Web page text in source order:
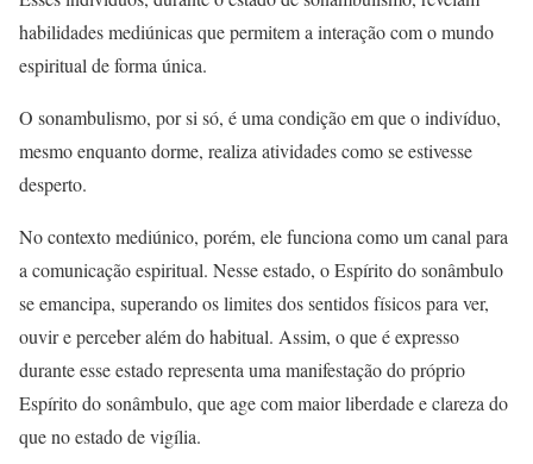
habilidades mediúnicas que permitem a interação com o mundo
espiritual de forma única.
O sonambulismo, por si só, é uma condição em que o indivíduo,
mesmo enquanto dorme, realiza atividades como se estivesse
desperto.
No contexto mediúnico, porém, ele funciona como um canal para
a comunicação espiritual. Nesse estado, o Espírito do sonâmbulo
se emancipa, superando os limites dos sentidos físicos para ver,
ouvir e perceber além do habitual. Assim, o que é expresso
durante esse estado representa uma manifestação do próprio
Espírito do sonâmbulo, que age com maior liberdade e clareza do
que no estado de vigília.